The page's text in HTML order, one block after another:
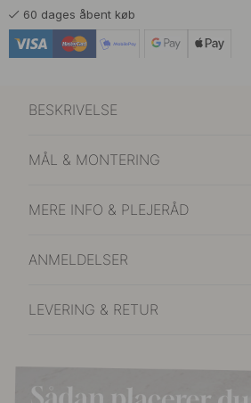
60 dages åbent køb
BESKRIVELSE
MÅL & MONTERING
MERE INFO & PLEJERÅD
ANMELDELSER
LEVERING & RETUR